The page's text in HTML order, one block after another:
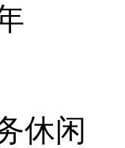
休闲